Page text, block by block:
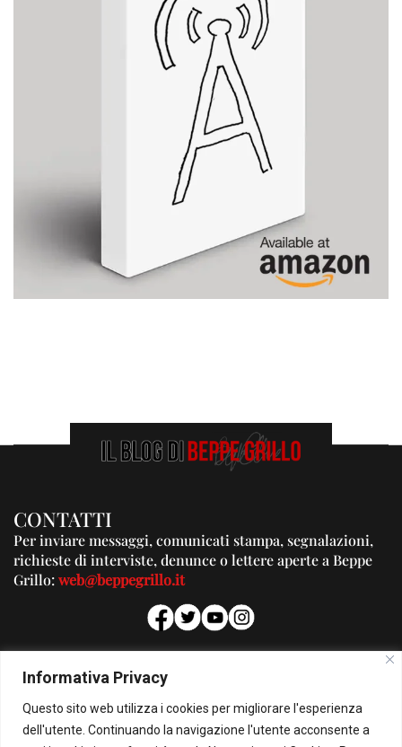
Informativa Privacy
Questo sito web utilizza i cookies per migliorare l'esperienza
dell'utente. Continuando la navigazione l'utente acconsente a
CONTATTI
Per inviare messaggi, comunicati stampa, segnalazioni,
richieste di interviste, denunce o lettere aperte a Beppe
Grillo:web@beppegrillo.it
PUBBLICITA'
Per la tua pubblicità su questo Blog:
pubblicita@beppegrillo.it